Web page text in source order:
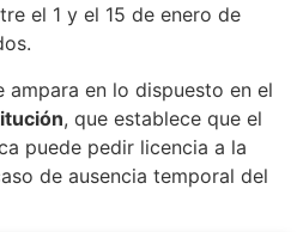
el 1 y el 15 de enero de
en lo dispuesto en el
, que establece que el
puede pedir licencia a la
de ausencia temporal del